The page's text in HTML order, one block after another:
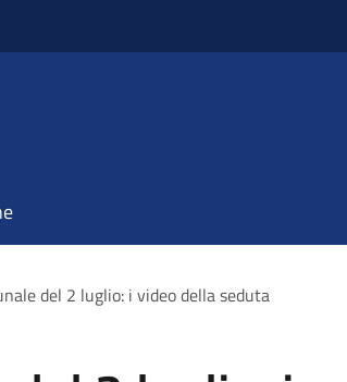
del 2 luglio: i video della seduta